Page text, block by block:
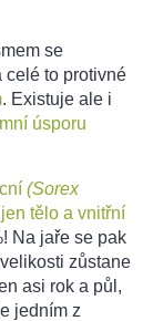
se
celé to protivné
. Existuje ale i
úsporu
(Sorex
tělo a vnitřní
Na jaře se pak
zůstane
asi rok a půl,
jedním z